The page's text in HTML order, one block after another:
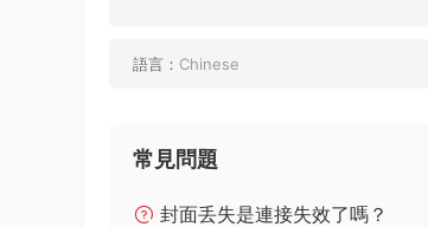
語言： Chinese
常見問題
封面丢失是連接失效了嗎？